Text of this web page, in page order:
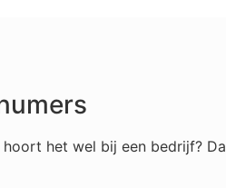
het wel bij een bedrijf?